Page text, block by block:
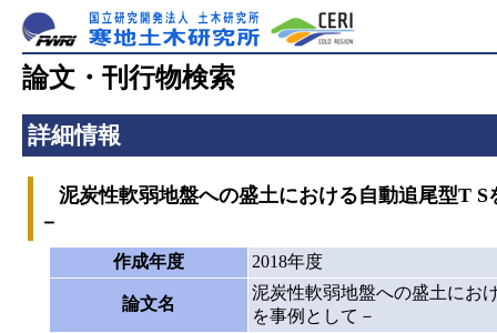
論文・刊行物検索
詳細情報
泥炭性軟弱地盤への盛土における自動追尾型T
－
作成年度 2018年度
論文名
泥炭性軟弱地盤への盛土にお
を事例として－